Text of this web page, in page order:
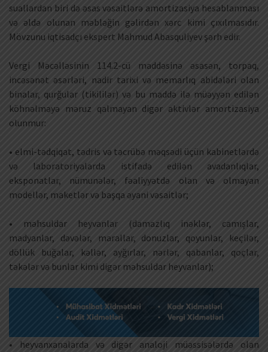
suallardan biri də əsas vəsaitlərə amortizasiya hesablanması
və əldə olunan məbləğin gəlirdən xərc kimi çıxılmasıdır.
Mövzunu iqtisadçı ekspert Mahmud Abasquliyev şərh edir.
Vergi Məcəlləsinin 114.2-cü maddəsinə əsasən, torpaq,
incəsənət əsərləri, nadir tarixi və memarlıq abidələri olan
binalar, qurğular (tikililər) və bu maddə ilə müəyyən edilən
köhnəlməyə məruz qalmayan digər aktivlər amortizasiya
olunmur:
• elmi-tədqiqat, tədris və təcrübə məqsədi üçün kabinetlərdə
və laboratoriyalarda istifadə edilən avadanlıqlar,
eksponatlar, nümunələr, fəaliyyətdə olan və olmayan
modellər, maketlər və başqa əyani vəsaitlər;
• məhsuldar heyvanlar (damazlıq inəklər, camışlar,
madyanlar, dəvələr, marallar, donuzlar, qoyunlar, keçilər,
döllük buğalar, kəllər, ayğırlar, nərlər, qabanlar, qoçlar,
təkələr və bunlar kimi digər məhsuldar heyvanlar);
• heyvanxanalarda və digər analoji müəssisələrdə olan